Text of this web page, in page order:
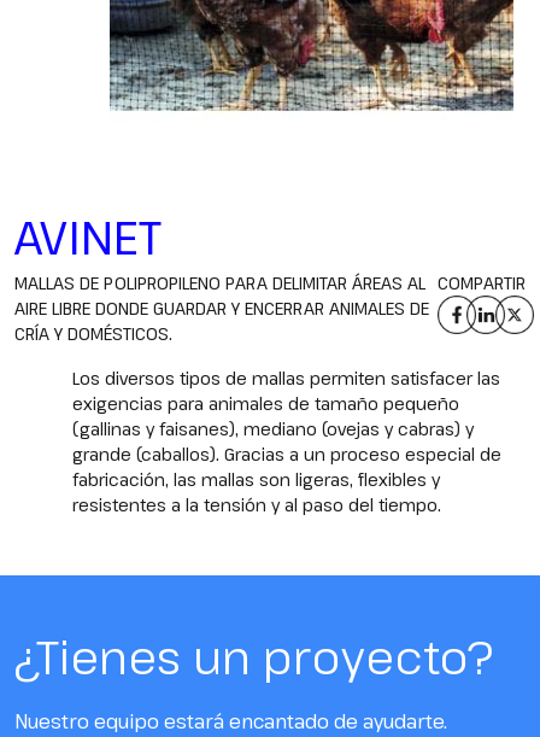
AVINET
MALLAS DE POLIPROPILENO PARA DELIMITAR ÁREAS AL
AIRE LIBRE DONDE GUARDAR Y ENCERRAR ANIMALES DE
CRÍA Y DOMÉSTICOS.
COMPARTIR
Los diversos tipos de mallas permiten satisfacer las
exigencias para animales de tamaño pequeño
(gallinas y faisanes), mediano (ovejas y cabras) y
grande (caballos). Gracias a un proceso especial de
fabricación, las mallas son ligeras, flexibles y
resistentes a la tensión y al paso del tiempo.
¿Tienes un proyecto?
Nuestro equipo estará encantado de ayudarte.